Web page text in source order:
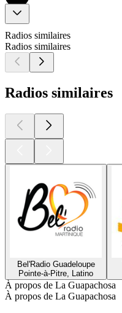
Radios similaires
Radios similaires
Radios similaires
Bel'Radio Guadeloupe
Pointe-à-Pitre, Latino
À propos de La Guapachosa
À propos de La Guapachosa